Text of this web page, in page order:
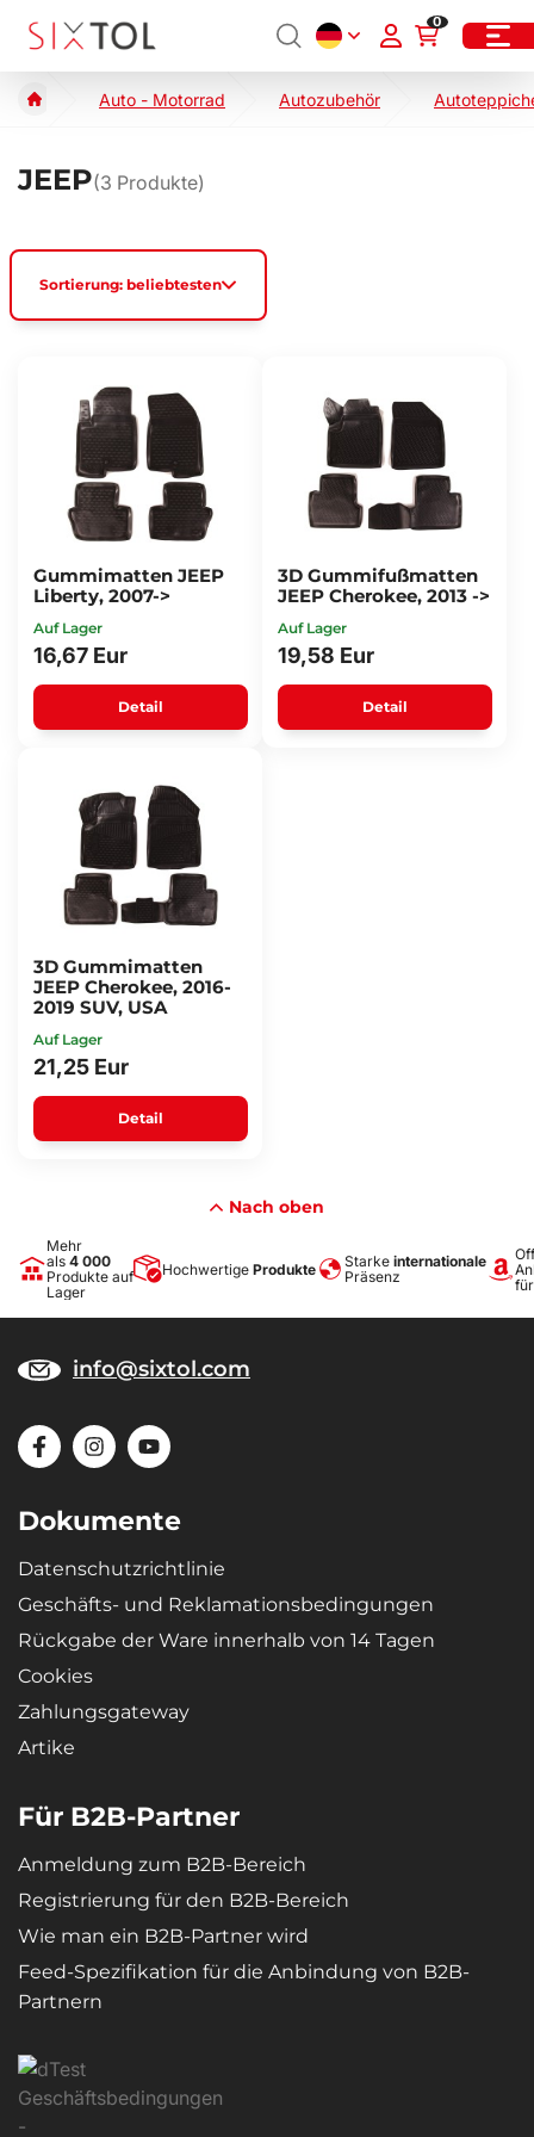
0
Auto - Motorrad Autozubehör
JEEP(3 Produkte)
Sortierung: beliebtesten
Gummimatten JEEP
Liberty, 2007->
Auf Lager
16,67 Eur
Detail
3D Gummifußmatten
JEEP Cherokee, 2013 ->
Auf Lager
19,58 Eur
Detail
3D Gummimatten
JEEP Cherokee, 2016-
2019 SUV, USA
Auf Lager
21,25 Eur
Detail
Nach oben
Mehr
als 4 000
Produkte auf
Lager
Hochwertige Produkte Starke internationale
Präsenz
info@sixtol.com
Dokumente
Datenschutzrichtlinie
Geschäfts- und Reklamationsbedingungen
Rückgabe der Ware innerhalb von 14 Tagen
Cookies
Zahlungsgateway
Artike
Für B2B-Partner
Anmeldung zum B2B-Bereich
Registrierung für den B2B-Bereich
Wie man ein B2B-Partner wird
Feed-Spezifikation für die Anbindung von B2B-
Partnern